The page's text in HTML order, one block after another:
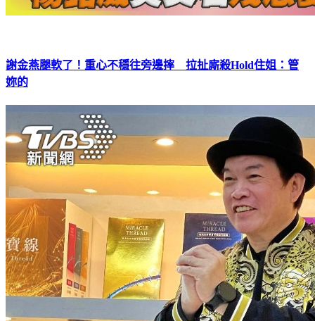
謝金燕腿軟了！重心不穩往旁邊摔 拉扯廝殺Hold住姐：管
妳的